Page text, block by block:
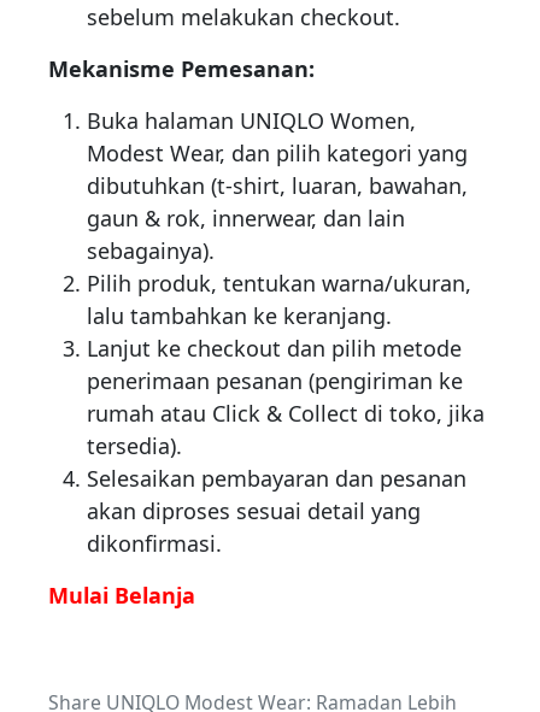
sebelum melakukan checkout.
Mekanisme Pemesanan:
Buka halaman UNIQLO Women,
Modest Wear, dan pilih kategori yang
dibutuhkan (t-shirt, luaran, bawahan,
gaun & rok, innerwear, dan lain
sebagainya).
Pilih produk, tentukan warna/ukuran,
lalu tambahkan ke keranjang.
Lanjut ke checkout dan pilih metode
penerimaan pesanan (pengiriman ke
rumah atau Click & Collect di toko, jika
tersedia).
Selesaikan pembayaran dan pesanan
akan diproses sesuai detail yang
dikonfirmasi.
Mulai Belanja
Share UNIQLO Modest Wear: Ramadan Lebih